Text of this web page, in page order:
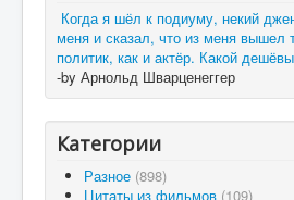
Когда я шёл к подиуму, некий
меня и сказал, что из меня вышел
политик, как и актёр. Какой
-by Арнольд Шварценеггер
Категории
Разное (898)
Цитаты из фильмов (109)